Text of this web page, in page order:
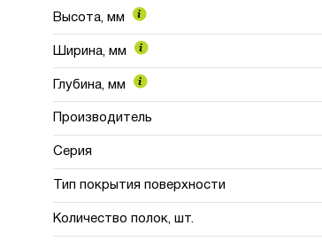
Высота, мм
Ширина, мм
Глубина, мм
Производитель
Серия
Тип покрытия поверхности
Количество полок, шт.